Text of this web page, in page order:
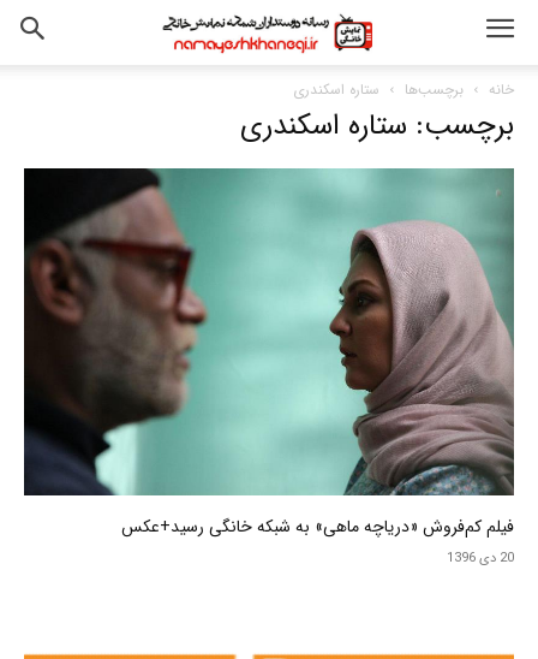
خانه برچسب‌ها ستاره اسکندری
برچسب: ستاره اسکندری
فیلم کم‌فروش «دریاچه ماهی» به شبکه خانگی رسید+عکس
20 دی 1396